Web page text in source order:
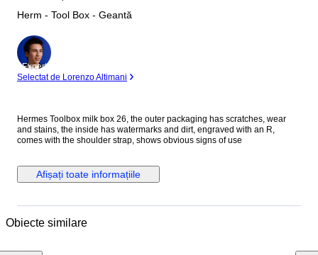
Herm - Tool Box - Geantă
Expert
Selectat de Lorenzo Altimani
Hermes Toolbox milk box 26, the outer packaging has scratches, wear
and stains, the inside has watermarks and dirt, engraved with an R,
comes with the shoulder strap, shows obvious signs of use
Afișați toate informațiile
Obiecte similare